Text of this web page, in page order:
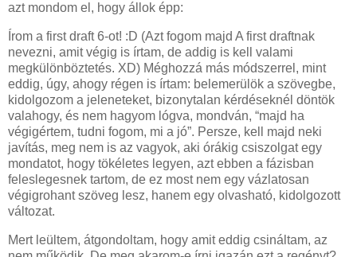
azt mondom el, hogy állok épp:
Írom a first draft 6-ot! :D (Azt fogom majd A first draftnak
nevezni, amit végig is írtam, de addig is kell valami
megkülönböztetés. XD) Méghozzá más módszerrel, mint
eddig, úgy, ahogy régen is írtam: belemerülök a szövegbe,
kidolgozom a jeleneteket, bizonytalan kérdéseknél döntök
valahogy, és nem hagyom lógva, mondván, “majd ha
végigértem, tudni fogom, mi a jó”. Persze, kell majd neki
javítás, meg nem is az vagyok, aki órákig csiszolgat egy
mondatot, hogy tökéletes legyen, azt ebben a fázisban
feleslegesnek tartom, de ez most nem egy vázlatosan
végigrohant szöveg lesz, hanem egy olvasható, kidolgozott
változat.
Mert leültem, átgondoltam, hogy amit eddig csináltam, az